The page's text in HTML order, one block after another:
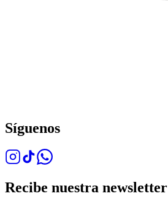
Síguenos
Recibe nuestra newsletter